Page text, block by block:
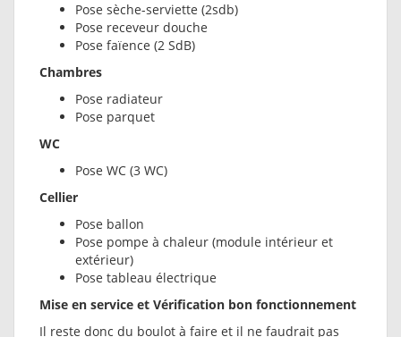
Pose sèche-serviette (2sdb)
Pose receveur douche
Pose faïence (2 SdB)
Chambres
Pose radiateur
Pose parquet
WC
Pose WC (3 WC)
Cellier
Pose ballon
Pose pompe à chaleur (module intérieur et
extérieur)
Pose tableau électrique
Mise en service et Vérification bon fonctionnement
Il reste donc du boulot à faire et il ne faudrait pas